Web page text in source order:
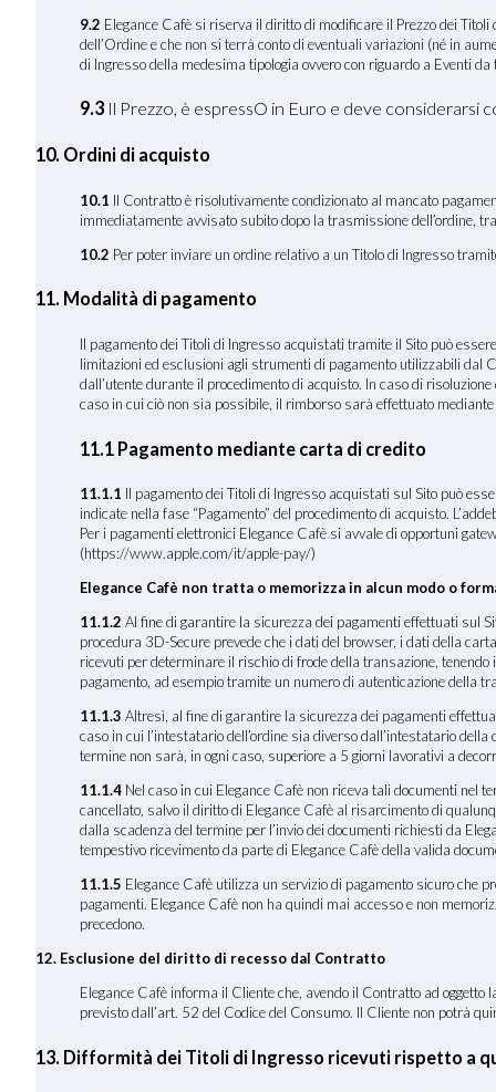
9.2 Elegance Cafè si riserva il diritto di modificare il Prezzo dei
dell’Ordine e che non si terrà conto di eventuali variazioni (né in
di Ingresso della medesima tipologia ovvero con riguardo a Eventi
9.3 Il Prezzo, è espressO in Euro e deve considerarsi
10. Ordini di acquisto
10.1 Il Contratto è risolutivamente condizionato al mancato
immediatamente avvisato subito dopo la trasmissione dell’ordine,
10.2 Per poter inviare un ordine relativo a un Titolo di Ingresso
11. Modalità di pagamento
Il pagamento dei Titoli di Ingresso acquistati tramite il Sito può
limitazioni ed esclusioni agli strumenti di pagamento utilizzabili dal
dall’utente durante il procedimento di acquisto. In caso di
caso in cui ciò non sia possibile, il rimborso sarà effettuato
11.1 Pagamento mediante carta di credito
11.1.1 Il pagamento dei Titoli di Ingresso acquistati sul Sito può
indicate nella fase “Pagamento” del procedimento di acquisto.
Per i pagamenti elettronici Elegance Cafè si avvale di opportuni
(https://www.apple.com/it/apple-pay/)
Elegance Cafè non tratta o memorizza in alcun modo o
11.1.2Al fine di garantire la sicurezza dei pagamenti effettuati sul
procedura 3D-Secure prevede che i dati del browser, i dati della
ricevuti per determinare il rischio di frode della transazione,
pagamento, ad esempio tramite un numero di autenticazione della
11.1.3 Altresì, al fine di garantire la sicurezza dei pagamenti
caso in cui l’intestatario dell’ordine sia diverso dall’intestatario
termine non sarà, in ogni caso, superiore a 5 giorni lavorativi a
11.1.4 Nel caso in cui Elegance Cafè non riceva tali documenti nel
cancellato, salvo il diritto di Elegance Cafè al risarcimento di
dalla scadenza del termine per l’invio dei documenti richiesti da
tempestivo ricevimento da parte di Elegance Cafè della valida
11.1.5 Elegance Cafè utilizza un servizio di pagamento sicuro che
pagamenti. Elegance Cafè non ha quindi mai accesso e non
precedono.
12. Esclusione del diritto di recesso dal Contratto
Elegance Cafè informa il Cliente che, avendo il Contratto ad
previsto dall’art. 52 del Codice del Consumo. Il Cliente non potrà
13. Difformità dei Titoli di Ingresso ricevuti rispetto a